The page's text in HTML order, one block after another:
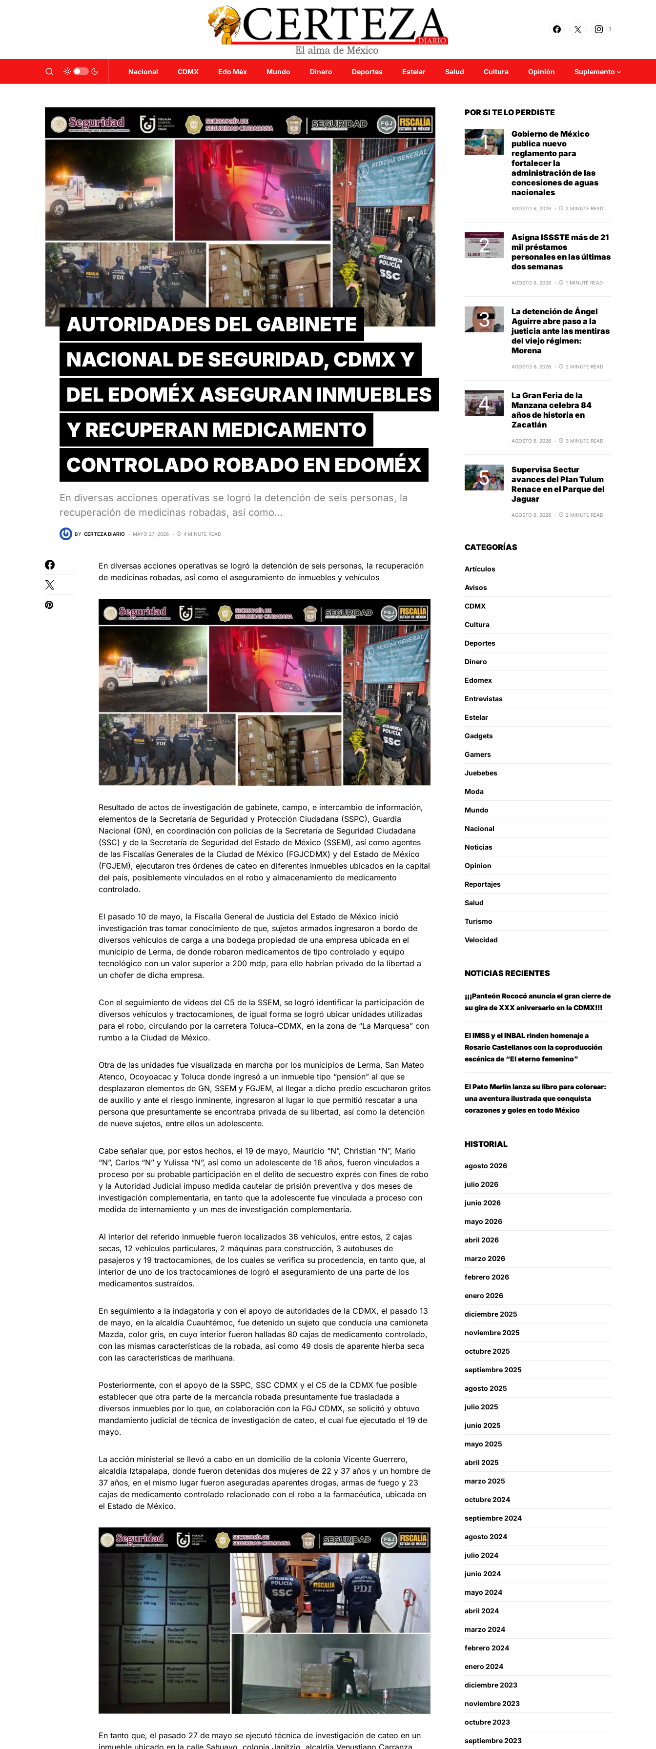
1
Nacional CDMX Edo Méx Mundo Dinero Deportes Estelar Salud Cultura Opinión Suplemento
AUTORIDADES DEL GABINETE
NACIONAL DE SEGURIDAD, CDMX Y
DEL EDOMÉX ASEGURAN INMUEBLES
Y RECUPERAN MEDICAMENTO
CONTROLADO ROBADO EN EDOMÉX
En diversas acciones operativas se logró la detención de seis personas, la
recuperación de medicinas robadas, así como…
BY CERTEZA DIARIO MAYO 27, 2026 4 MINUTE READ
En diversas acciones operativas se logró la detención de seis personas, la recuperación
de medicinas robadas, así como el aseguramiento de inmuebles y vehículos
Resultado de actos de investigación de gabinete, campo, e intercambio de información,
elementos de la Secretaría de Seguridad y Protección Ciudadana (SSPC), Guardia
Nacional (GN), en coordinación con policías de la Secretaría de Seguridad Ciudadana
(SSC) y de la Secretaría de Seguridad del Estado de México (SSEM), así como agentes
de las Fiscalías Generales de la Ciudad de México (FGJCDMX) y del Estado de México
(FGJEM), ejecutaron tres órdenes de cateo en diferentes inmuebles ubicados en la capital
del país, posiblemente vinculados en el robo y almacenamiento de medicamento
controlado.
El pasado 10 de mayo, la Fiscalía General de Justicia del Estado de México inició
investigación tras tomar conocimiento de que, sujetos armados ingresaron a bordo de
diversos vehículos de carga a una bodega propiedad de una empresa ubicada en el
municipio de Lerma, de donde robaron medicamentos de tipo controlado y equipo
tecnológico con un valor superior a 200 mdp, para ello habrían privado de la libertad a
un chofer de dicha empresa.
Con el seguimiento de videos del C5 de la SSEM, se logró identificar la participación de
diversos vehículos y tractocamiones, de igual forma se logró ubicar unidades utilizadas
para el robo, circulando por la carretera Toluca–CDMX, en la zona de “La Marquesa” con
rumbo a la Ciudad de México.
Otra de las unidades fue visualizada en marcha por los municipios de Lerma, San Mateo
Atenco, Ocoyoacac y Toluca donde ingresó a un inmueble tipo “pensión” al que se
desplazaron elementos de GN, SSEM y FGJEM, al llegar a dicho predio escucharon gritos
de auxilio y ante el riesgo inminente, ingresaron al lugar lo que permitió rescatar a una
persona que presuntamente se encontraba privada de su libertad, así como la detención
de nueve sujetos, entre ellos un adolescente.
Cabe señalar que, por estos hechos, el 19 de mayo, Mauricio “N”, Christian “N”, Mario
“N”, Carlos “N” y Yulissa “N”, así como un adolescente de 16 años, fueron vinculados a
proceso por su probable participación en el delito de secuestro exprés con fines de robo
y la Autoridad Judicial impuso medida cautelar de prisión preventiva y dos meses de
investigación complementaria, en tanto que la adolescente fue vinculada a proceso con
medida de internamiento y un mes de investigación complementaria.
Al interior del referido inmueble fueron localizados 38 vehículos, entre estos, 2 cajas
secas, 12 vehículos particulares, 2 máquinas para construcción, 3 autobuses de
pasajeros y 19 tractocamiones, de los cuales se verifica su procedencia, en tanto que, al
interior de uno de los tractocamiones de logró el aseguramiento de una parte de los
medicamentos sustraídos.
En seguimiento a la indagatoria y con el apoyo de autoridades de la CDMX, el pasado 13
de mayo, en la alcaldía Cuauhtémoc, fue detenido un sujeto que conducía una camioneta
Mazda, color gris, en cuyo interior fueron halladas 80 cajas de medicamento controlado,
con las mismas características de la robada, así como 49 dosis de aparente hierba seca
con las características de marihuana.
Posteriormente, con el apoyo de la SSPC, SSC CDMX y el C5 de la CDMX fue posible
establecer que otra parte de la mercancía robada presuntamente fue trasladada a
diversos inmuebles por lo que, en colaboración con la FGJ CDMX, se solicitó y obtuvo
mandamiento judicial de técnica de investigación de cateo, el cual fue ejecutado el 19 de
mayo.
La acción ministerial se llevó a cabo en un domicilio de la colonia Vicente Guerrero,
alcaldía Iztapalapa, donde fueron detenidas dos mujeres de 22 y 37 años y un hombre de
37 años, en el mismo lugar fueron aseguradas aparentes drogas, armas de fuego y 23
cajas de medicamento controlado relacionado con el robo a la farmacéutica, ubicada en
el Estado de México.
En tanto que, el pasado 27 de mayo se ejecutó técnica de investigación de cateo en un
POR SI TE LO PERDISTE
Gobierno de México
publica nuevo
reglamento para
fortalecer la
administración de las
concesiones de aguas
nacionales
AGOSTO 6, 2026 2 MINUTE READ
Asigna ISSSTE más de 21
mil préstamos
personales en las últimas
dos semanas
AGOSTO 6, 2026 1 MINUTE READ
La detención de Ángel
Aguirre abre paso a la
justicia ante las mentiras
del viejo régimen:
Morena
AGOSTO 6, 2026 2 MINUTE READ
La Gran Feria de la
Manzana celebra 84
años de historia en
Zacatlán
AGOSTO 6, 2026 3 MINUTE READ
Supervisa Sectur
avances del Plan Tulum
Renace en el Parque del
Jaguar
AGOSTO 6, 2026 2 MINUTE READ
CATEGORÍAS
Artículos
Avisos
CDMX
Cultura
Deportes
Dinero
Edomex
Entrevistas
Estelar
Gadgets
Gamers
Juebebes
Moda
Mundo
Nacional
Noticias
Opinion
Reportajes
Salud
Turismo
Velocidad
NOTICIAS RECIENTES
¡¡¡Panteón Rococó anuncia el gran cierre de
su gira de XXX aniversario en la CDMX!!!
El IMSS y el INBAL rinden homenaje a
Rosario Castellanos con la coproducción
escénica de “El eterno femenino”
El Pato Merlín lanza su libro para colorear:
una aventura ilustrada que conquista
corazones y goles en todo México
HISTORIAL
agosto 2026
julio 2026
junio 2026
mayo 2026
abril 2026
marzo 2026
febrero 2026
enero 2026
diciembre 2025
noviembre 2025
octubre 2025
septiembre 2025
agosto 2025
julio 2025
junio 2025
mayo 2025
abril 2025
marzo 2025
octubre 2024
septiembre 2024
agosto 2024
julio 2024
junio 2024
mayo 2024
abril 2024
marzo 2024
febrero 2024
enero 2024
diciembre 2023
noviembre 2023
octubre 2023
septiembre 2023